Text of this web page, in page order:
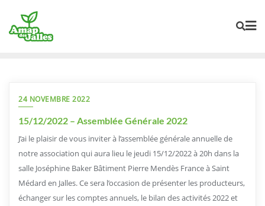
content
24 NOVEMBRE 2022
15/12/2022 – Assemblée Générale 2022
J’ai le plaisir de vous inviter à l’assemblée générale annuelle de
notre association qui aura lieu le jeudi 15/12/2022 à 20h dans la
salle Joséphine Baker Bâtiment Pierre Mendès France à Saint
Médard en Jalles. Ce sera l’occasion de présenter les producteurs,
échanger sur les comptes annuels, le bilan des activités 2022 et